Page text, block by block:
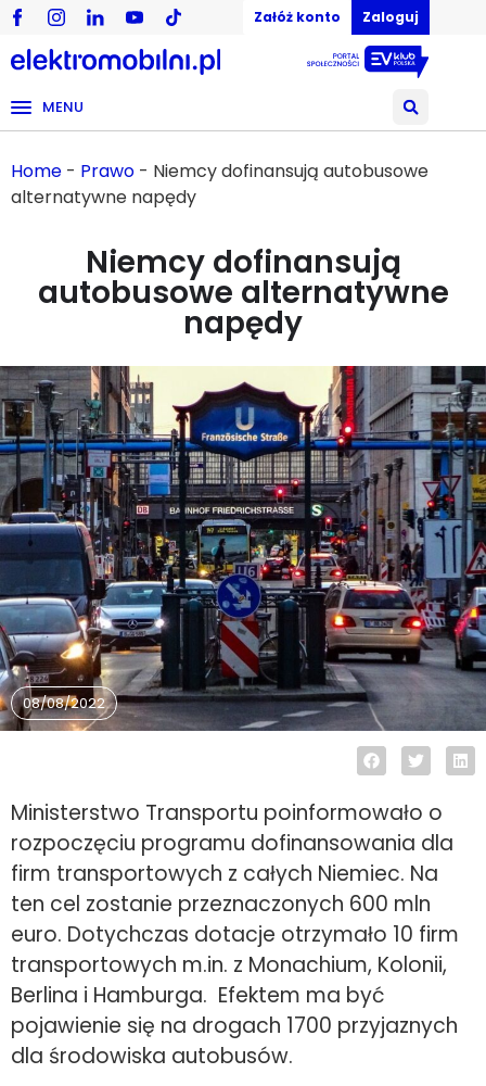
Załóż konto Zaloguj
MENU
Home - Prawo - Niemcy dofinansują autobusowe
alternatywne napędy
Niemcy dofinansują
autobusowe alternatywne
napędy
08/08/2022
Ministerstwo Transportu poinformowało o
rozpoczęciu programu dofinansowania dla
firm transportowych z całych Niemiec. Na
ten cel zostanie przeznaczonych 600 mln
euro. Dotychczas dotacje otrzymało 10 firm
transportowych m.in. z Monachium, Kolonii,
Berlina i Hamburga. Efektem ma być
pojawienie się na drogach 1700 przyjaznych
dla środowiska autobusów.